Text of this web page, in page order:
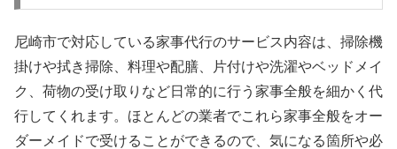
尼崎市で対応している家事代行のサービス内容は、掃除機
掛けや拭き掃除、料理や配膳、片付けや洗濯やベッドメイ
ク、荷物の受け取りなど日常的に行う家事全般を細かく代
行してくれます。ほとんどの業者でこれら家事全般をオー
ダーメイドで受けることができるので、気になる箇所や必